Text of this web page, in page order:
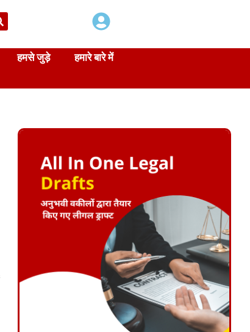
हमसे जुड़े हमारे बारे में